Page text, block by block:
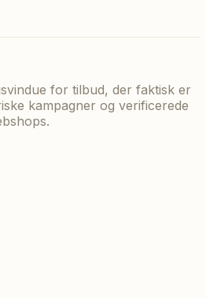
for tilbud, der faktisk er
kampagner og verificerede